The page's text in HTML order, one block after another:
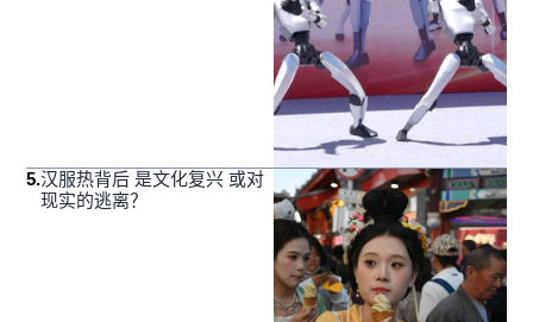
5.汉服热背后 是文化复兴 或对
现实的逃离？